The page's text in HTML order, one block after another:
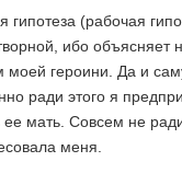
гипотеза (рабочая
ибо объясняет
моей героини. Да и
ради этого я
ее мать. Совсем не
меня.